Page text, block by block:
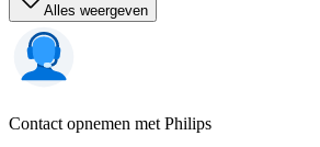
Alles weergeven
Contact opnemen met Philips